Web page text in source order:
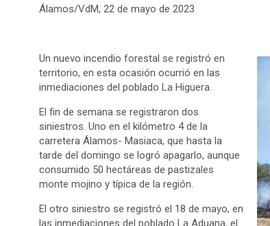
Álamos/VdM, 22 de mayo de 2023
Un nuevo incendio forestal se registró en
territorio, en esta ocasión ocurrió en las
inmediaciones del poblado La Higuera.
El fin de semana se registraron dos
siniestros. Uno en el kilómetro 4 de la
carretera Álamos- Masiaca, que hasta la
tarde del domingo se logró apagarlo, aunque
consumido 50 hectáreas de pastizales
monte mojino y típica de la región.
El otro siniestro se registró el 18 de mayo, en
las inmediaciones del poblado La Aduana, el